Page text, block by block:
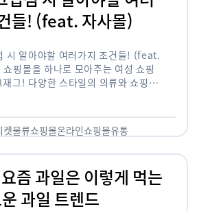
들! (feat. 자사몰)
시 알아야할 여러가지 조건들! (feat.
핑몰을 하나로 모아주는 여성 쇼핑
재그! 다양한 스타일의 의류와 쇼핑몰
켓물류쇼핑몰온라인쇼핑몰유통
즘 과일은 이렇게 먹는
과일 트렌드